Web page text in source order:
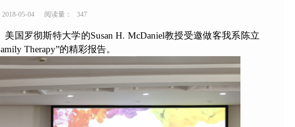
05-04 阅读量： 347
国罗彻斯特大学的Susan H. McDaniel教授受邀做客我系陈立
Therapy”的精彩报告。